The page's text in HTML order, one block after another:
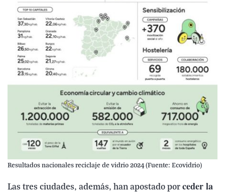
Resultados nacionales reciclaje de vidrio 2024 (Fuente: Ecovidrio)
Las tres ciudades, además, han apostado por ceder la